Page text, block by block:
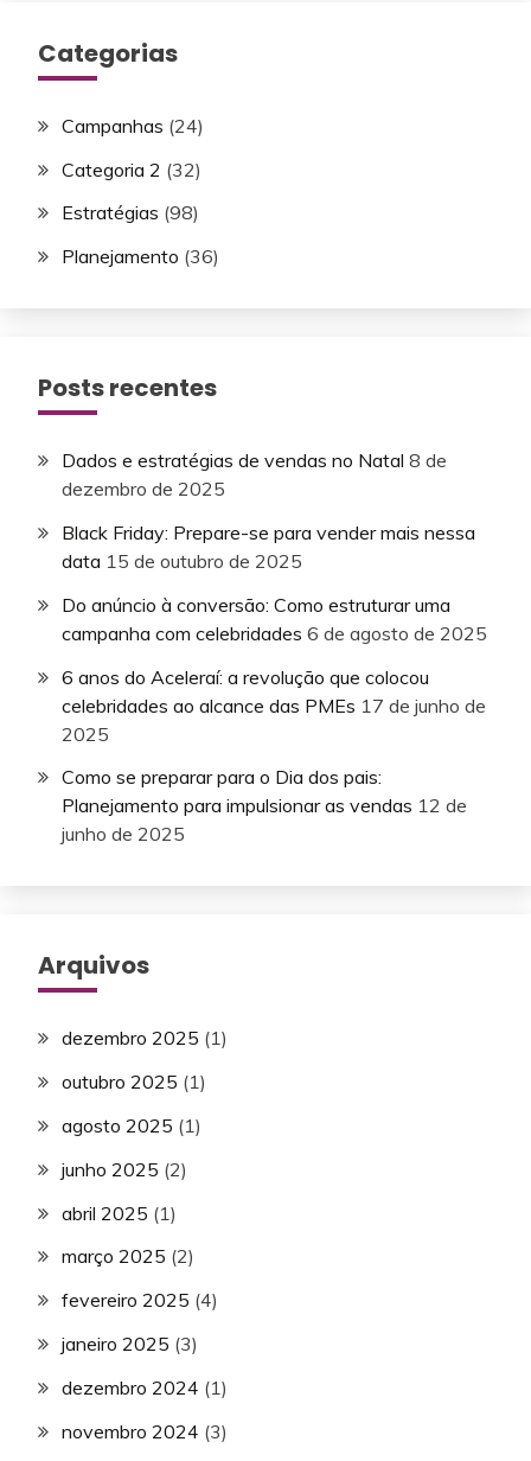
Categorias
Campanhas (24)
Categoria 2 (32)
Estratégias (98)
Planejamento (36)
Posts recentes
Dados e estratégias de vendas no Natal 8 de
dezembro de 2025
Black Friday: Prepare-se para vender mais nessa
data 15 de outubro de 2025
Do anúncio à conversão: Como estruturar uma
campanha com celebridades 6 de agosto de 2025
6 anos do Aceleraí: a revolução que colocou
celebridades ao alcance das PMEs 17 de junho de
2025
Como se preparar para o Dia dos pais:
Planejamento para impulsionar as vendas 12 de
junho de 2025
Arquivos
dezembro 2025 (1)
outubro 2025 (1)
agosto 2025 (1)
junho 2025 (2)
abril 2025 (1)
março 2025 (2)
fevereiro 2025 (4)
janeiro 2025 (3)
dezembro 2024 (1)
novembro 2024 (3)